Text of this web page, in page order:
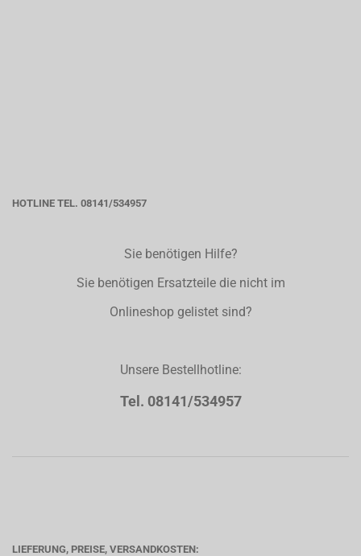
HOTLINE TEL. 08141/534957
Sie benötigen Hilfe?
Sie benötigen Ersatzteile die nicht im
Onlineshop gelistet sind?
Unsere Bestellhotline:
Tel. 08141/534957
LIEFERUNG, PREISE, VERSANDKOSTEN: